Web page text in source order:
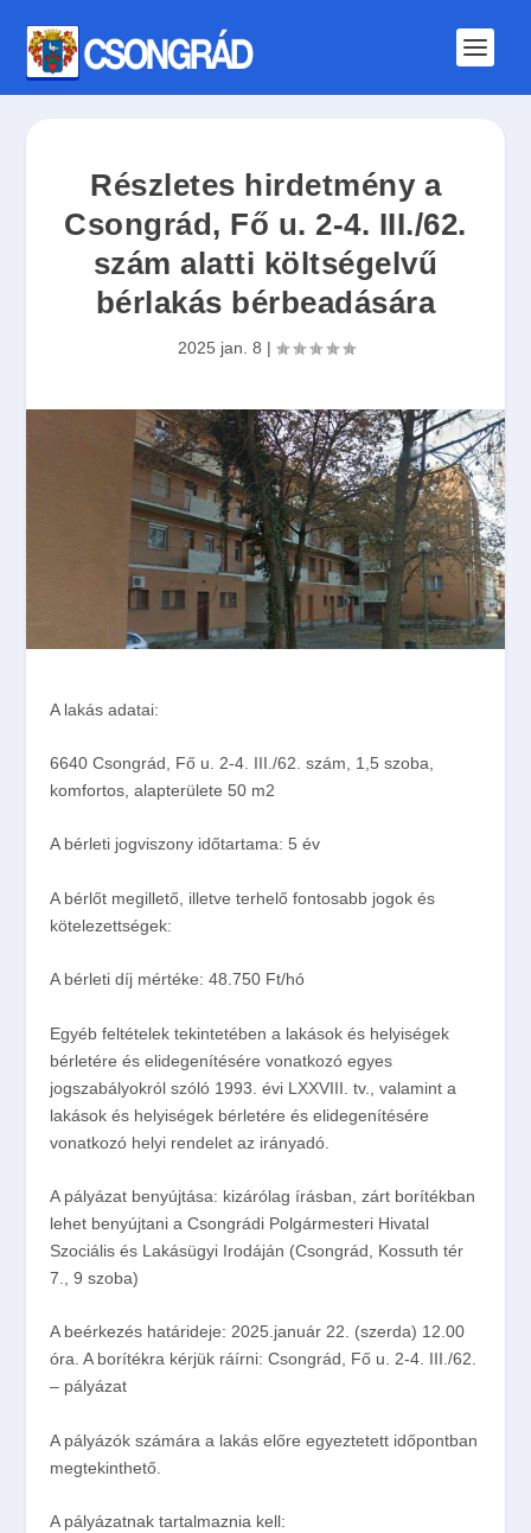
Részletes hirdetmény a
Csongrád, Fő u. 2-4. III./62.
szám alatti költségelvű
bérlakás bérbeadására
2025 jan. 8 |
A lakás adatai:
6640 Csongrád, Fő u. 2-4. III./62. szám, 1,5 szoba,
komfortos, alapterülete 50 m2
A bérleti jogviszony időtartama: 5 év
A bérlőt megillető, illetve terhelő fontosabb jogok és
kötelezettségek:
A bérleti díj mértéke:48.750 Ft/hó
Egyéb feltételek tekintetében a lakások és helyiségek
bérletére és elidegenítésére vonatkozó egyes
jogszabályokról szóló 1993. évi LXXVIII. tv., valamint a
lakások és helyiségek bérletére és elidegenítésére
vonatkozó helyi rendelet az irányadó.
A pályázat benyújtása: kizárólag írásban, zárt borítékban
lehet benyújtani a Csongrádi Polgármesteri Hivatal
Szociális és Lakásügyi Irodáján (Csongrád, Kossuth tér
7., 9 szoba)
A beérkezés határideje: 2025.január 22. (szerda) 12.00
óra. A borítékra kérjük ráírni:Csongrád, Fő u. 2-4. III./62.
– pályázat
A pályázók számára a lakás előre egyeztetett időpontban
megtekinthető.
A pályázatnak tartalmaznia kell: